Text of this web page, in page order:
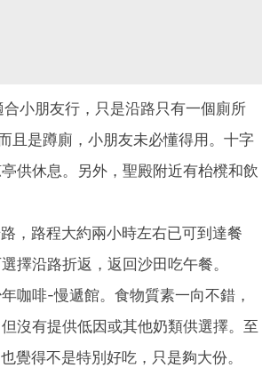
小朋友行，只是沿路只有一個廁所
且是蹲廁，小朋友未必懂得用。十字
供休息。另外，聖殿附近有枱櫈和飲
，路程大約兩小時左右已可到達餐
擇沿路折返，返回沙田吃午餐。
咖啡-慢遞館。食物質素一向不錯，
沒有提供低因或其他奶類供選擇。至
覺得不是特別好吃，只是夠大份。